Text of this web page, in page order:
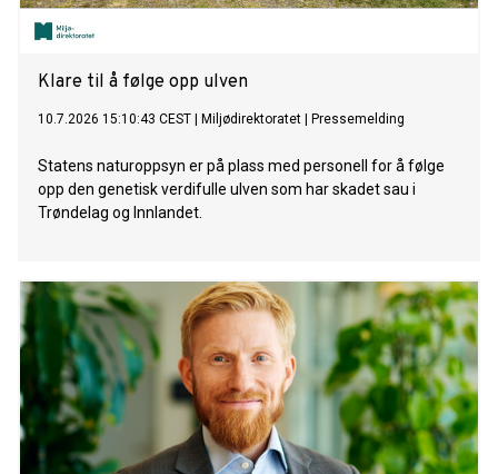
Klare til å følge opp ulven
10.7.2026 15:10:43 CEST Miljødirektoratet Pressemelding
Statens naturoppsyn er på plass med personell for å følge
opp den genetisk verdifulle ulven som har skadet sau i
Trøndelag og Innlandet.